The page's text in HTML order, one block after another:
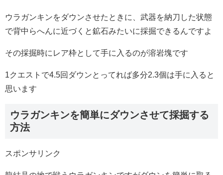
ウラガンキンをダウンさせたときに、武器を納刀した状態
で背中らへんに近づくと鉱石みたいに採掘できるんですよ
その採掘時にレア枠として手に入るのが溶岩塊です
1クエストで4.5回ダウンとってれば多分2.3個は手に入ると
思います
ウラガンキンを簡単にダウンさせて採掘する
方法
スポンサリンク